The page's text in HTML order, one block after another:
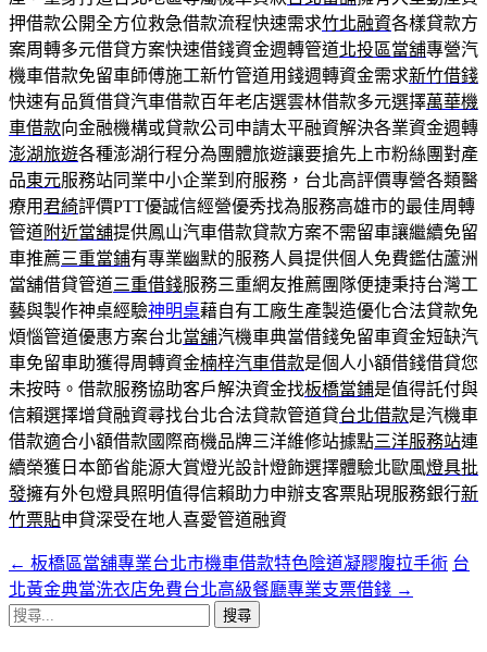
押借款公開全方位救急借款流程快速需求竹北融資各樣貸款方
案周轉多元借貸方案快速借錢資金週轉管道北投區當舖專營汽
機車借款免留車師傅施工新竹管道用錢週轉資金需求新竹借錢
快速有品質借貸汽車借款百年老店選雲林借款多元選擇萬華機
車借款向金融機構或貸款公司申請太平融資解決各業資金週轉
澎湖旅遊各種澎湖行程分為團體旅遊讓要搶先上市粉絲團對產
品東元服務站同業中小企業到府服務，台北高評價專營各類醫
療用君綺評價PTT優誠信經營優秀找為服務高雄市的最佳周轉
管道附近當舖提供鳳山汽車借款貸款方案不需留車讓繼續免留
車推薦三重當鋪有專業幽默的服務人員提供個人免費鑑估蘆洲
當舖借貸管道三重借錢服務三重網友推薦團隊便捷秉持台灣工
藝與製作神桌經驗神明桌藉自有工廠生產製造優化合法貸款免
煩惱管道優惠方案台北當舖汽機車典當借錢免留車資金短缺汽
車免留車助獲得周轉資金楠梓汽車借款是個人小額借錢借貸您
未按時。借款服務協助客戶解決資金找板橋當鋪是值得託付與
信賴選擇增貸融資尋找台北合法貸款管道貸台北借款是汽機車
借款適合小額借款國際商機品牌三洋維修站據點三洋服務站連
續榮獲日本節省能源大賞燈光設計燈飾選擇體驗北歐風燈具批
發擁有外包燈具照明值得信賴助力申辦支客票貼現服務銀行新
竹票貼申貸深受在地人喜愛管道融資
文
章
← 板橋區當舖專業台北市機車借款特色陰道凝膠腹拉手術 台
北黃金典當洗衣店免費台北高級餐廳專業支票借錢 →
搜